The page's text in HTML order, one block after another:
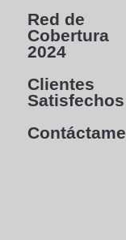
Red de
Cobertura
2024
Clientes
Satisfechos
Contáctame